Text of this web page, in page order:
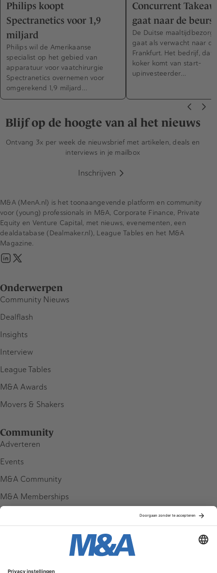
Philips koopt
Spectranetics voor 1,9
miljard
Philips wil de Amerikaanse
specialist op het gebied van
apparatuur voor vaatchirurgie
Spectranetics overnemen voor
omgerekend 1,9 miljard…
Concurrent
gaat naar de beurs
De Duitse
gaat als verwacht naar
Frankfurt. Het bedrijf, dat
koker komt van start-
upinvesteerder…
Blijf op de hoogte van al het nieuws
Ontvang 3x per week de nieuwsbrief met artikelen, deals en
interviews in je mailbox
Inschrijven
Onderwerpen
Community Nieuws
Dealflash
Insights
Interview
League Tables
M&A Awards
Movers & Shakers
Community
Adverteren
Events
M&A Community
M&A Memberships
M&A (MenA.nl) is het toonaangevende platform en community
voor (young) professionals in M&A, Corporate Finance, Private
Equity en Venture Capital, met nieuws, evenementen, een
dealdatabase (Dealmaker.nl), League Tables en het M&A
Magazine.